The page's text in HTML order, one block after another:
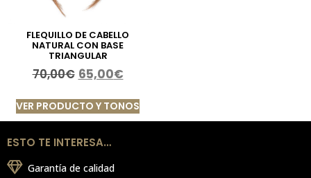
FLEQUILLO DE CABELLO
NATURAL CON BASE
TRIANGULAR
70,00€ 65,00€
VER PRODUCTO Y TONOS
ESTO TE INTERESA…
Garantía de calidad